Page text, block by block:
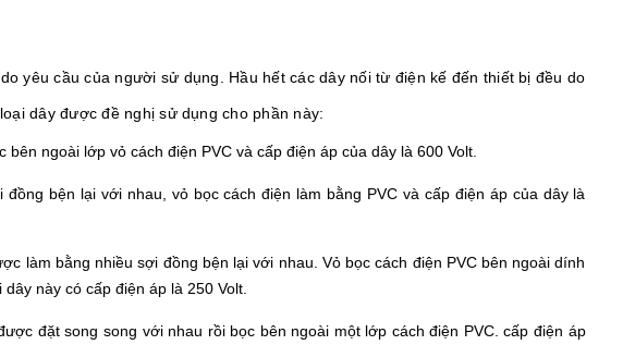
yêu cầu của người sử dụng. Hầu hết các dây nối từ điện kế đến thiết bị đều do
dây được đề nghị sử dụng cho phần này:
ngoài lớp vỏ cách điện PVC và cấp điện áp của dây là 600 Volt.
bện lại với nhau, vỏ bọc cách điện làm bằng PVC và cấp điện áp của dây là
làm bằng nhiều sợi đồng bện lại với nhau. Vỏ bọc cách điện PVC bên ngoài dính
này có cấp điện áp là 250 Volt.
đặt song song với nhau rồi bọc bên ngoài một lớp cách điện PVC. cấp điện áp